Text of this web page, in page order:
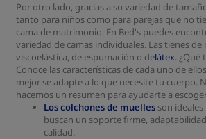
Por otro lado, gracias a su variedad de
tanto para niños como para parejas que no
cama de matrimonio. En Bed's puedes
variedad de camas individuales. Las tienes de
viscoelástica, de espumación o delátex. ¿Qué
Conoce las características de cada uno de
mejor se adapte a lo que necesite tu cuerpo.
hacemos un resumen para ayudarte a
Los colchones de muellesson ideales
buscan un soporte firme,
calidad.